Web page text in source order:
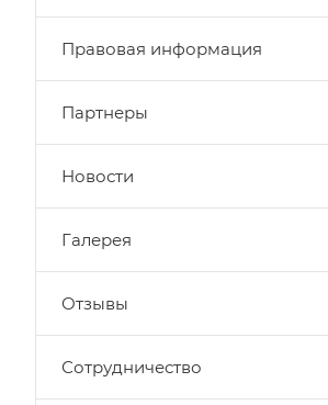
Правовая информация
Партнеры
Новости
Галерея
Отзывы
Сотрудничество